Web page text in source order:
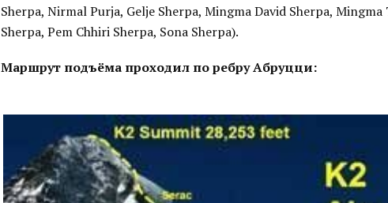
Sherpa, Nirmal Purja, Gelje Sherpa, Mingma David Sherpa, Mingma
Sherpa, Pem Chhiri Sherpa, Sona Sherpa).
Маршрут подъёма проходил по ребру Абруцци: